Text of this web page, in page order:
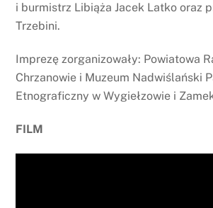
i burmistrz Libiąża Jacek Latko oraz
Trzebini.
Imprezę zorganizowały: Powiatowa
Chrzanowie i Muzeum Nadwiślański
Etnograficzny w Wygiełzowie i
FILM